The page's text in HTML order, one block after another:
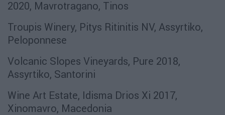
2020, Mavrotragano, Tinos
Troupis Winery, Pitys Ritinitis NV, Assyrtiko,
Peloponnese
Volcanic Slopes Vineyards, Pure 2018,
Assyrtiko, Santorini
Wine Art Estate, Idisma Drios Xi 2017,
Xinomavro, Macedonia